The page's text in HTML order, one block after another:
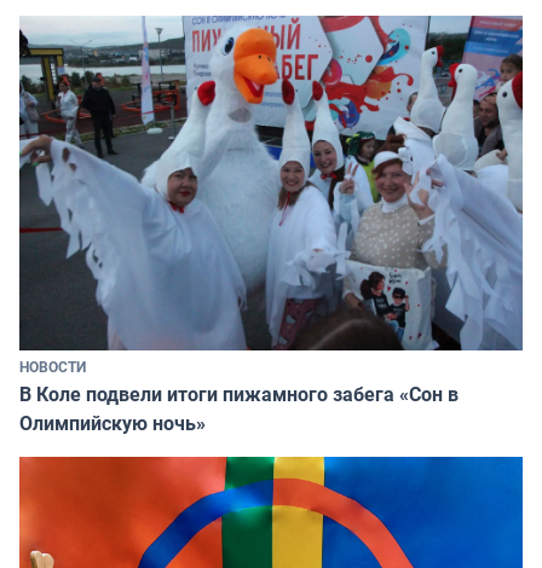
НОВОСТИ
В Коле подвели итоги пижамного забега «Сон в
Олимпийскую ночь»